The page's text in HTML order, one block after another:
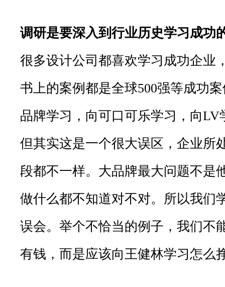
调研是要深入到行业历史学习成功
很多设计公司都喜欢学习成功企业
书上的案例都是全球500强等成功
品牌学习，向可口可乐学习，向
但其实这是一个很大误区，企业所
段都不一样。大品牌最大问题不是
做什么都不知道对不对。所以我们
误会。举个不恰当的例子，我们不
有钱，而是应该向王健林学习怎么